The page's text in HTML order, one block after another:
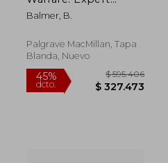
Advice and Science
Policy, 1930-65 (en
Balmer, B.
Palgrave MacMillan, Tapa
Blanda, Nuevo